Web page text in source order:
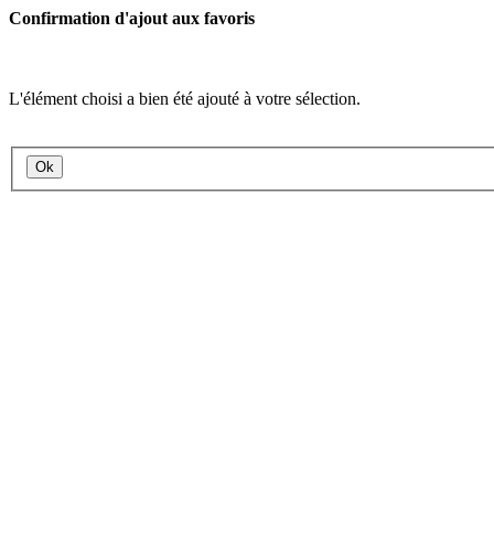
Confirmation d'ajout aux favoris
L'élément choisi a bien été ajouté à votre sélection.